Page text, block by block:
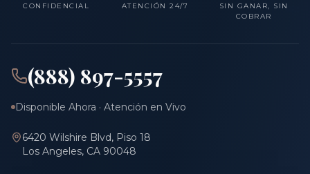
CONFIDENCIAL ATENCIÓN 24/7
SIN GANAR, SIN
COBRAR
(888) 897-5557
Disponible Ahora · Atención en Vivo
6420 Wilshire Blvd, Piso 18
Los Angeles, CA 90048